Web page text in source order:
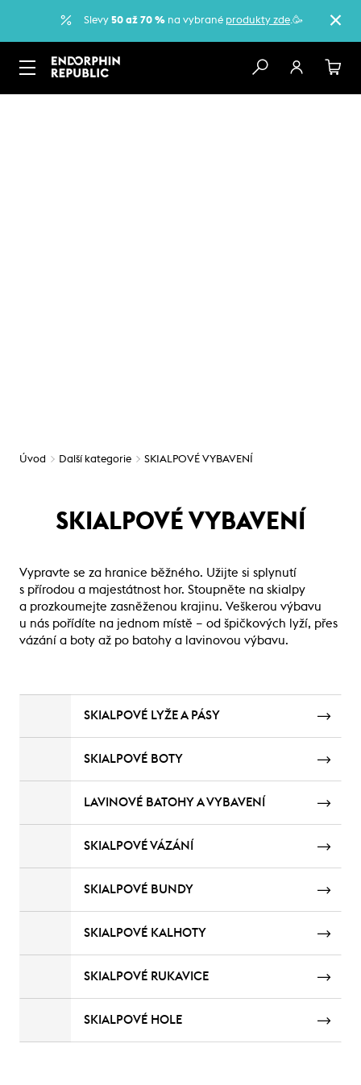
Slevy 50 až 70 % na vybrané produkty zde.🥳
Úvod Další kategorie SKIALPOVÉ VYBAVENÍ
SKIALPOVÉ VYBAVENÍ
Vypravte se za hranice běžného. Užijte si splynutí
s přírodou a majestátnost hor. Stoupněte na skialpy
a prozkoumejte zasněženou krajinu. Veškerou výbavu
u nás pořídíte na jednom místě – od špičkových lyží, přes
vázání a boty až po batohy a lavinovou výbavu.
SKIALPOVÉ LYŽE A PÁSY
SKIALPOVÉ BOTY
LAVINOVÉ BATOHY A VYBAVENÍ
SKIALPOVÉ VÁZÁNÍ
SKIALPOVÉ BUNDY
SKIALPOVÉ KALHOTY
SKIALPOVÉ RUKAVICE
SKIALPOVÉ HOLE